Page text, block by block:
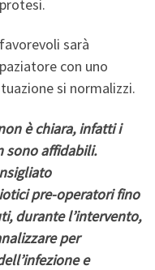
sarà
con uno
si normalizzi.
è chiara, infatti i
sono affidabili.
pre-operatori fino
durante l’intervento,
per
e